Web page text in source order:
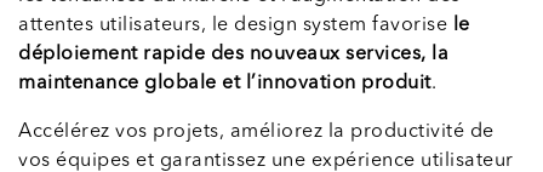
attentes utilisateurs, le design system favorise
le
déploiement rapide des nouveaux services, la
maintenance globale et l’innovation produit.
Accélérez vos projets, améliorez la productivité de
vos équipes et garantissez une expérience utilisateur